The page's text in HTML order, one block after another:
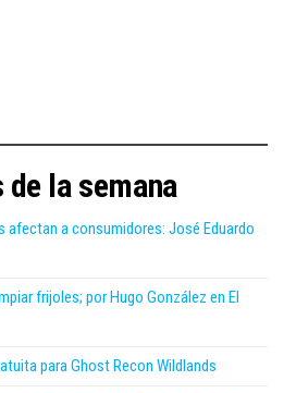
la semana
a consumidores: José Eduardo
frijoles; por Hugo González en El
para Ghost Recon Wildlands